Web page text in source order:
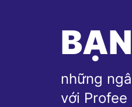
những
với Profee